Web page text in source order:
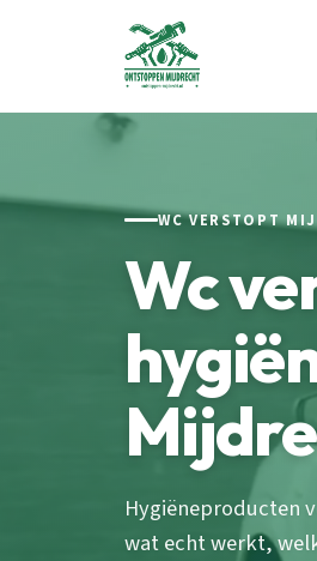
WC VERSTOPT
Wc
Hygiëneproducten
wat echt werkt,